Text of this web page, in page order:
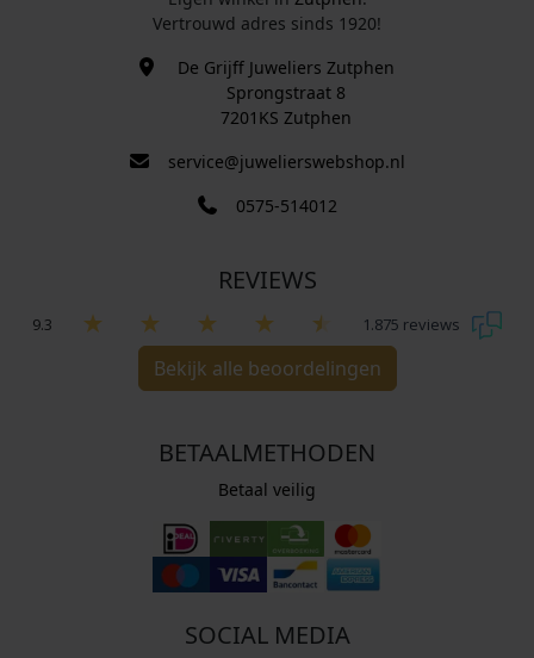
Vertrouwd adres sinds 1920!
De Grijff Juweliers Zutphen
Sprongstraat 8
7201KS Zutphen
service@juwelierswebshop.nl
0575-514012
REVIEWS
9.3 1.875 reviews
Bekijk alle beoordelingen
BETAALMETHODEN
Betaal veilig
SOCIAL MEDIA